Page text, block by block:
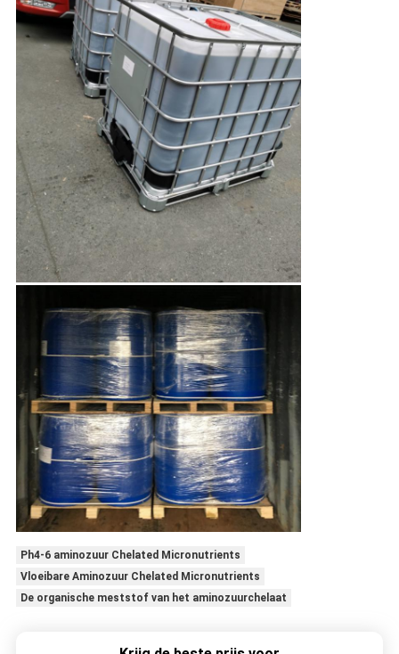
Ph4-6 aminozuur Chelated Micronutrients
Vloeibare Aminozuur Chelated Micronutrients
De organische meststof van het aminozuurchelaat